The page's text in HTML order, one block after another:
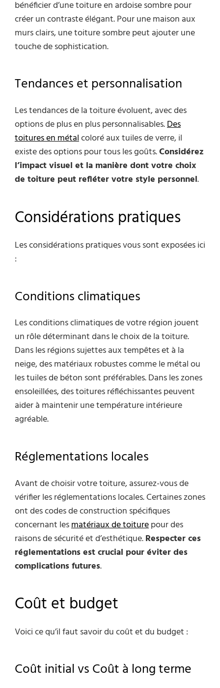
bénéficier d’une toiture en ardoise sombre pour
créer un contraste élégant. Pour une maison aux
murs clairs, une toiture sombre peut ajouter une
touche de sophistication.
Tendances et personnalisation
Les tendances de la toiture évoluent, avec des
options de plus en plus personnalisables.Des
toitures en métalcoloré aux tuiles de verre, il
existe des options pour tous les goûts.Considérez
l’impact visuel et la manière dont votre choix
de toiture peut refléter votre style personnel.
Considérations pratiques
Les considérations pratiques vous sont exposées ici
:
Conditions climatiques
Les conditions climatiques de votre région jouent
un rôle déterminant dans le choix de la toiture.
Dans les régions sujettes aux tempêtes et à la
neige, des matériaux robustes comme le métal ou
les tuiles de béton sont préférables. Dans les zones
ensoleillées, des toitures réfléchissantes peuvent
aider à maintenir une température intérieure
agréable.
Réglementations locales
Avant de choisir votre toiture, assurez-vous de
vérifier les réglementations locales. Certaines zones
ont des codes de construction spécifiques
concernant lesmatériaux de toiturepour des
raisons de sécurité et d’esthétique.Respecter ces
réglementations est crucial pour éviter des
complications futures.
Coût et budget
Voici ce qu’il faut savoir du coût et du budget :
Coût initial vs Coût à long terme